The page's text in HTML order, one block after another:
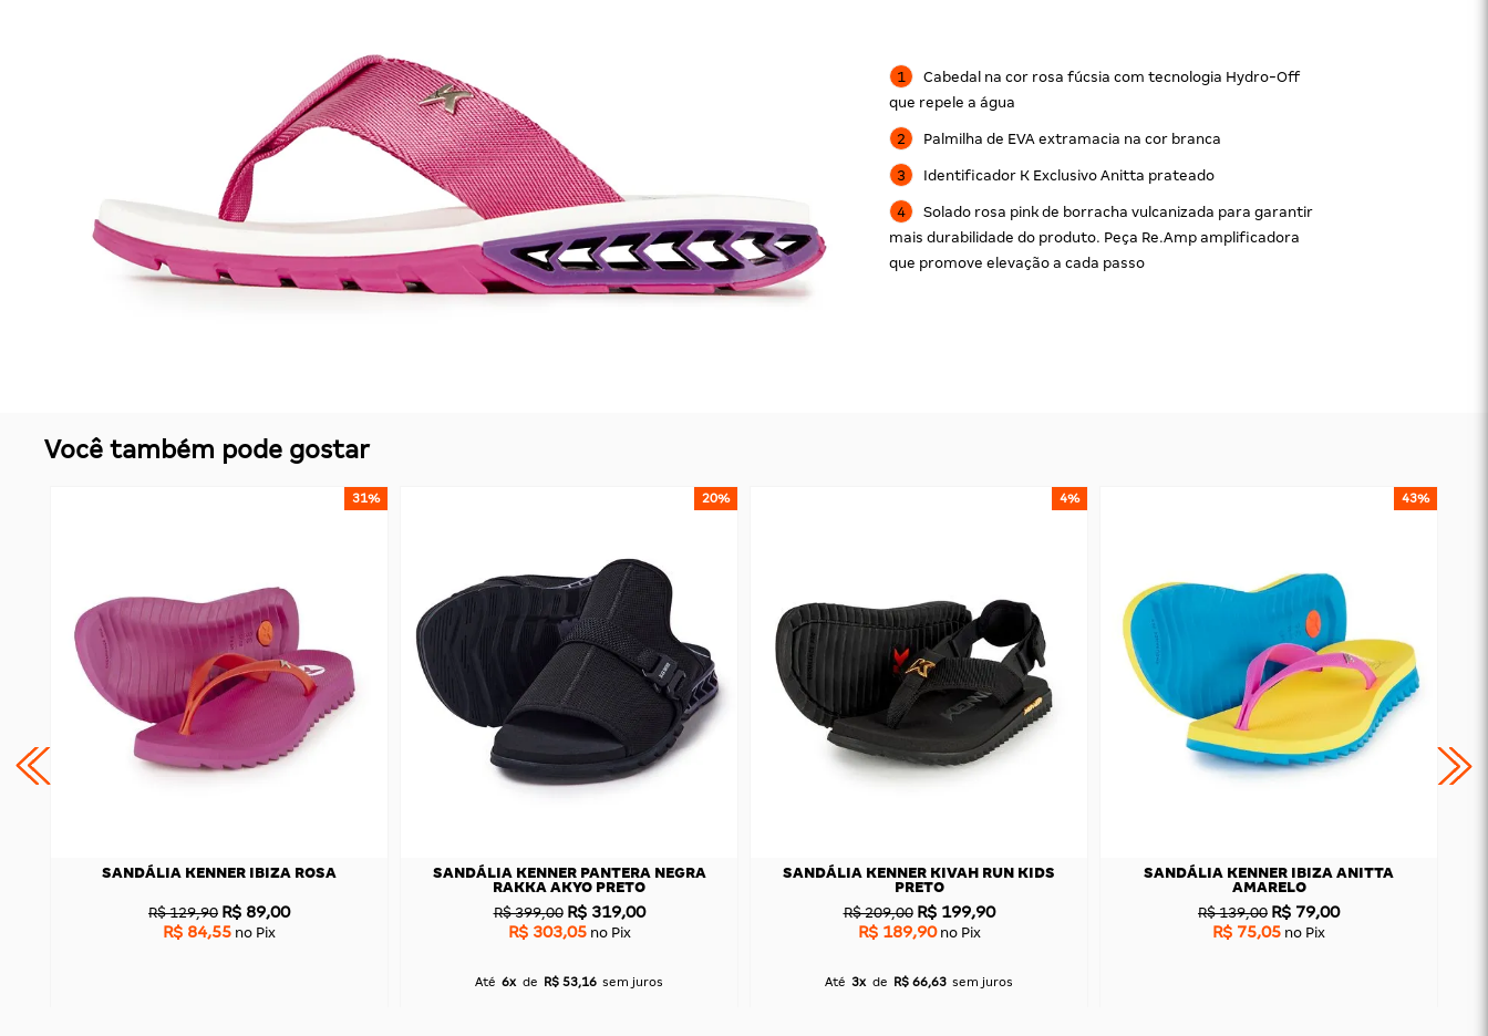
Cabedal na cor rosa fúcsia com tecnologia Hydro-Off
que repele a água
Palmilha de EVA extramacia na cor branca
Identificador K Exclusivo Anitta prateado
Solado rosa pink de borracha vulcanizada para garantir
mais durabilidade do produto. Peça Re.Amp amplificadora
que promove elevação a cada passo
Você também pode gostar
31%
SANDÁLIA KENNER IBIZA ROSA
R$ 129,90 R$ 89,00
R$ 84,55 no Pix
20%
SANDÁLIA KENNER PANTERA NEGRA
RAKKA AKYO PRETO
R$ 399,00 R$ 319,00
R$ 303,05no Pix
Até 6x de R$ 53,16 sem juros
4%
SANDÁLIA KENNER KIVAH RUN KIDS
PRETO
R$ 209,00 R$ 199,90
R$ 189,90no Pix
Até 3x de R$ 66,63 sem juros
43%
SANDÁLIA KENNER IBIZA ANITTA
AMARELO
R$ 139,00 R$ 79,00
R$ 75,05 no Pix